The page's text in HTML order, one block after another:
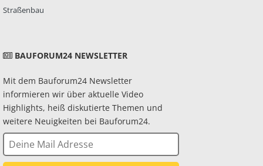
Straßenbau
BAUFORUM24 NEWSLETTER
Mit dem Bauforum24 Newsletter
informieren wir über aktuelle Video
Highlights, heiß diskutierte Themen und
weitere Neuigkeiten bei Bauforum24.